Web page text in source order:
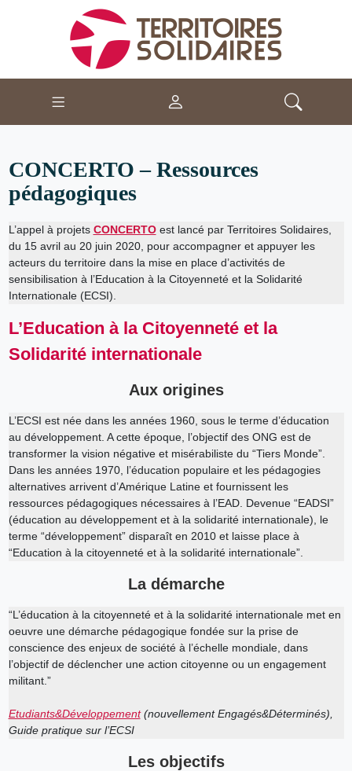
CONCERTO – Ressources
pédagogiques
L’appel à projets CONCERTOest lancé par Territoires Solidaires,
du 15 avril au 20 juin 2020, pour accompagner et appuyer les
acteurs du territoire dans la mise en place d’activités de
sensibilisation à l’Education à la Citoyenneté et la Solidarité
Internationale (ECSI).
L’Education à la Citoyenneté et la
Solidarité internationale
Aux origines
L’ECSI est née dans les années 1960, sous le terme d’éducation
au développement. A cette époque, l’objectif des ONG est de
transformer la vision négative et misérabiliste du “Tiers Monde”.
Dans les années 1970, l’éducation populaire et les pédagogies
alternatives arrivent d’Amérique Latine et fournissent les
ressources pédagogiques nécessaires à l’EAD. Devenue “EADSI”
(éducation au développement et à la solidarité internationale), le
terme “développement” disparaît en 2010 et laisse place à
“Education à la citoyenneté et à la solidarité internationale”.
La démarche
“L’éducation à la citoyenneté et à la solidarité internationale met en
oeuvre une démarche pédagogique fondée sur la prise de
conscience des enjeux de société à l’échelle mondiale, dans
l’objectif de déclencher une action citoyenne ou un engagement
militant.”
Etudiants&Développement(nouvellement Engagés&Déterminés),
Guide pratique sur l’ECSI
Les objectifs